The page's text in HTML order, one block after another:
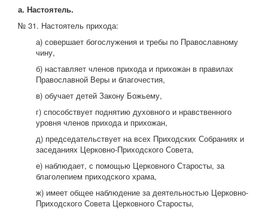
а. Настоятель.
№ 31. Настоятель прихода:
а) совершает богослужения и требы по Православному
чину,
б) наставляет членов прихода и прихожан в правилах
Православной Веры и благочестия,
в) обучает детей Закону Божьему,
г) способствует поднятию духовного и нравственного
уровня членов прихода и прихожан,
д) председательствует на всех Приходских Собраниях и
заседаниях Церковно-Приходского Совета,
е) наблюдает, с помощью Церковного Старосты, за
благолепием приходского храма,
ж) имеет общее наблюдение за деятельностью Церковно-
Приходского Совета Церковного Старосты,